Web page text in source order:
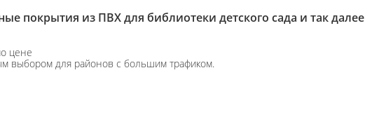
покрытия из ПВХ для библиотеки детского сада и так далее
цене
выбором для районов с большим трафиком.